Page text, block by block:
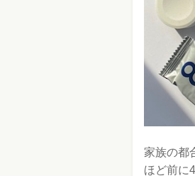
家族の都
ほど前に